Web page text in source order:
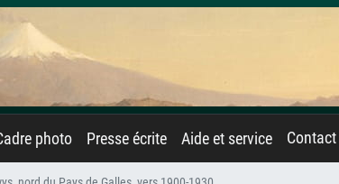
photo Presse écrite Aide et service Contact